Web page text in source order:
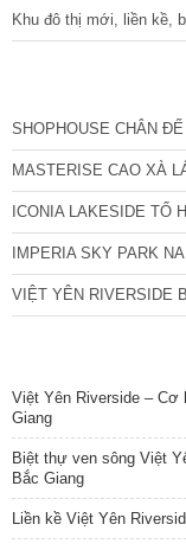
Khu đô thị mới, liền kề,
SHOPHOUSE CHÂN
MASTERISE CAO XÀ
ICONIA LAKESIDE TỐ
IMPERIA SKY PARK
VIỆT YÊN RIVERSIDE
Việt Yên Riverside – Cơ
Giang
Biệt thự ven sông Việt
Bắc Giang
Liền kề Việt Yên